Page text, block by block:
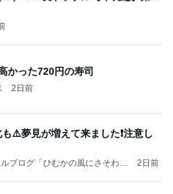
由
を読む
食べた夏野菜カレー
1日前